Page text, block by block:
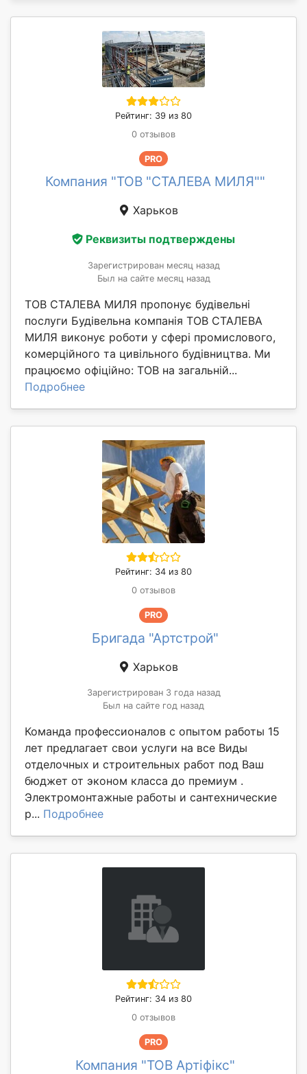
Рейтинг: 39 из 80
0 отзывов
PRO
Компания "ТОВ "СТАЛЕВА МИЛЯ""
Харьков
Реквизиты подтверждены
Зарегистрирован месяц назад
Был на сайте месяц назад
ТОВ СТАЛЕВА МИЛЯ пропонує будівельні
послуги Будівельна компанія ТОВ СТАЛЕВА
МИЛЯ виконує роботи у сфері промислового,
комерційного та цивільного будівництва. Ми
працюємо офіційно: ТОВ на загальній...
Подробнее
Рейтинг: 34 из 80
0 отзывов
PRO
Бригада "Артстрой"
Харьков
Зарегистрирован 3 года назад
Был на сайте год назад
Команда профессионалов с опытом работы 15
лет предлагает свои услуги на все Виды
отделочных и строительных работ под Ваш
бюджет от эконом класса до премиум .
Электромонтажные работы и сантехнические
р... Подробнее
Рейтинг: 34 из 80
0 отзывов
PRO
Компания "ТОВ Артіфікс"